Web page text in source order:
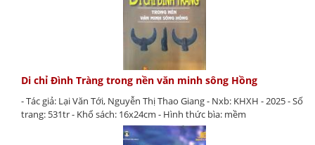
Di chỉ Đình Tràng trong nền văn minh sông Hồng
- Tác giả: Lại Văn Tới, Nguyễn Thị Thao Giang - Nxb: KHXH - 2025 - Số
trang: 531tr - Khổ sách: 16x24cm - Hình thức bìa: mềm